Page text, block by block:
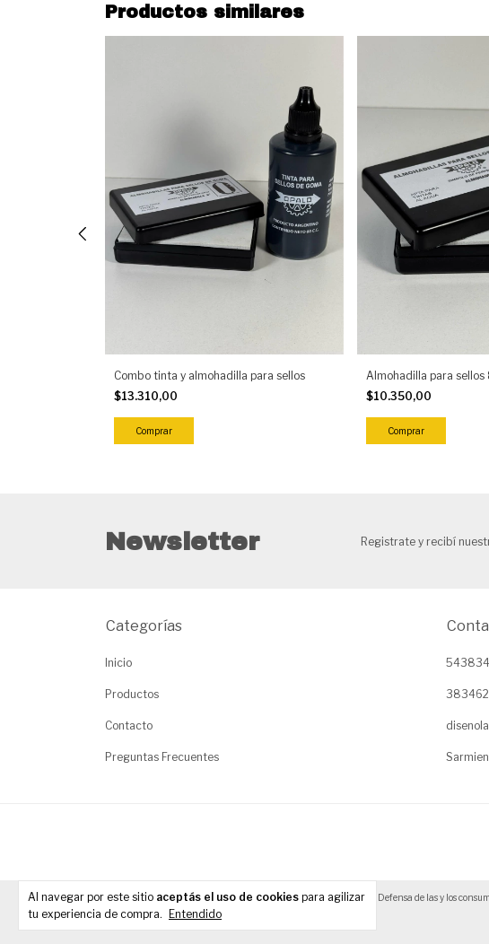
Al navegar por este sitio aceptás el uso de cookies para agilizar
tu experiencia de compra.
Entendido
Productos similares
Combo tinta y almohadilla para sellos
$13.310,00
Comprar
Almohadilla para
$10.350,00
Comprar
Newsletter Registrate y recibí
Categorías
Inicio
Productos
Contacto
Preguntas Frecuentes
Copyright DISEÑO LASER - 2026. Todos los derechos reservados. Defensa de las y los